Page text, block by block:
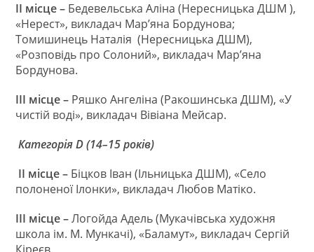
II місце – Бедевельська Аліна (Нересницька ДШМ ),
«Нерест», викладач Мар’яна Бордунова;
Томишинець Наталія (Нересницька ДШМ),
«Розповідь про Солоний», викладач Мар’яна
Бордунова.
III місце – Ряшко Ангеліна (Ракошинська ДШМ), «У
чистій воді», викладач Вівіана Мейсар.
КатегоріяD(14–15років)
II місце– Біцков Іван (Ільницька ДШМ), «Село
полоненої Ілонки», викладач Любов Матіко.
III місце–Логойда Адель (Мукачівська художня
школа ім. М. Мункачі), «Баламут», викладач Сергій